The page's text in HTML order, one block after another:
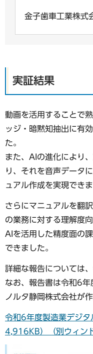
金子歯車工業株式
実証結果
動画を活用することで
ッジ・暗黙知抽出に有
た。
また、AIの進化により
り、それを音声データ
ュアル作成を実現できま
さらにマニュアルを翻
の業務に対する理解度
AIを活用した精度面の
できました。
詳細な報告については
なお、報告書は令和6年
ノルタ静岡株式会社が
令和6年度製造業デジタ
4,916KB）（別ウィン